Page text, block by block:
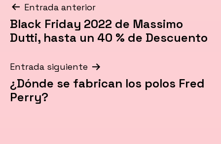
Navegación
de
Entrada anterior
Black Friday 2022 de Massimo
Dutti, hasta un 40 % de Descuento
Entrada siguiente
¿Dónde se fabrican los polos Fred
Perry?